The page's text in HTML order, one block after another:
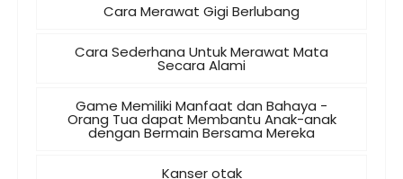
Cara Merawat Gigi Berlubang
Cara Sederhana Untuk Merawat Mata
Secara Alami
Game Memiliki Manfaat dan Bahaya -
Orang Tua dapat Membantu Anak-anak
dengan Bermain Bersama Mereka
Kanser otak